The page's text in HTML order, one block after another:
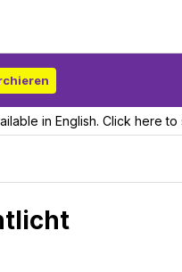
in English. Click here to